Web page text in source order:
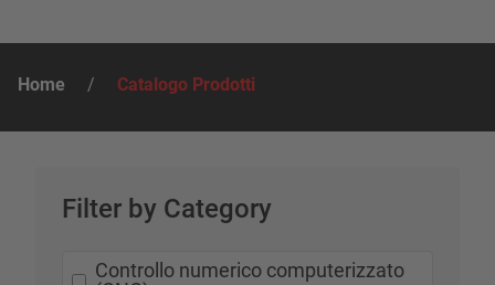
Home / Catalogo Prodotti
Filter by Category
Controllo numerico computerizzato